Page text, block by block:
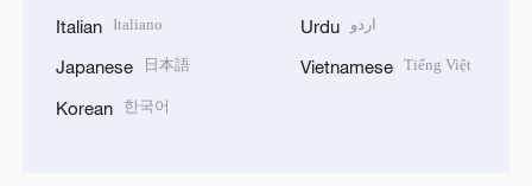
Italian Italiano
Japanese 日本語
Korean 한국어
Urdu اردو
Vietnamese Tiếng Việt